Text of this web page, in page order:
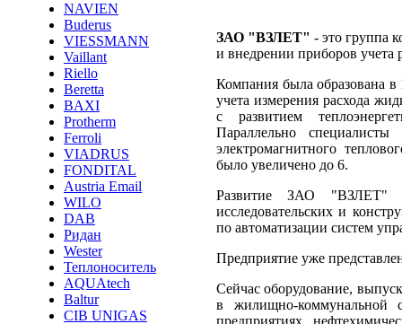
NAVIEN
Buderus
VIESSMANN
Vaillant
Riello
Beretta
BAXI
Protherm
Ferroli
VIADRUS
FONDITAL
Austria Email
WILO
DAB
Ридан
Wester
Теплоноситель
AQUAtech
Baltur
CIB UNIGAS
ЗАО "ВЗЛЕТ" - это группа
и внедрении приборов учета
Компания была образована в
учета измерения расхода
с развитием
Параллельно специалисты
электромагнитного
было увеличено до 6.
Развитие ЗАО "ВЗЛЕТ"
исследовательских и
по автоматизации систем
Предприятие уже
Сейчас оборудование,
в жилищно-коммунальной
предприятиях